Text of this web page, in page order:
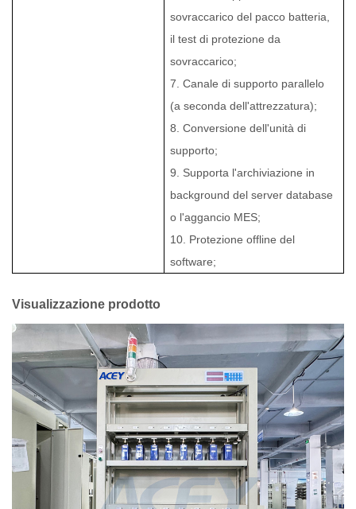
sovraccarico del pacco batteria,
il test di protezione da
sovraccarico;
7. Canale di supporto parallelo
(a seconda dell'attrezzatura);
8. Conversione dell'unità di
supporto;
9. Supporta l'archiviazione in
background del server database
o l'aggancio MES;
10. Protezione offline del
software;
Visualizzazione prodotto